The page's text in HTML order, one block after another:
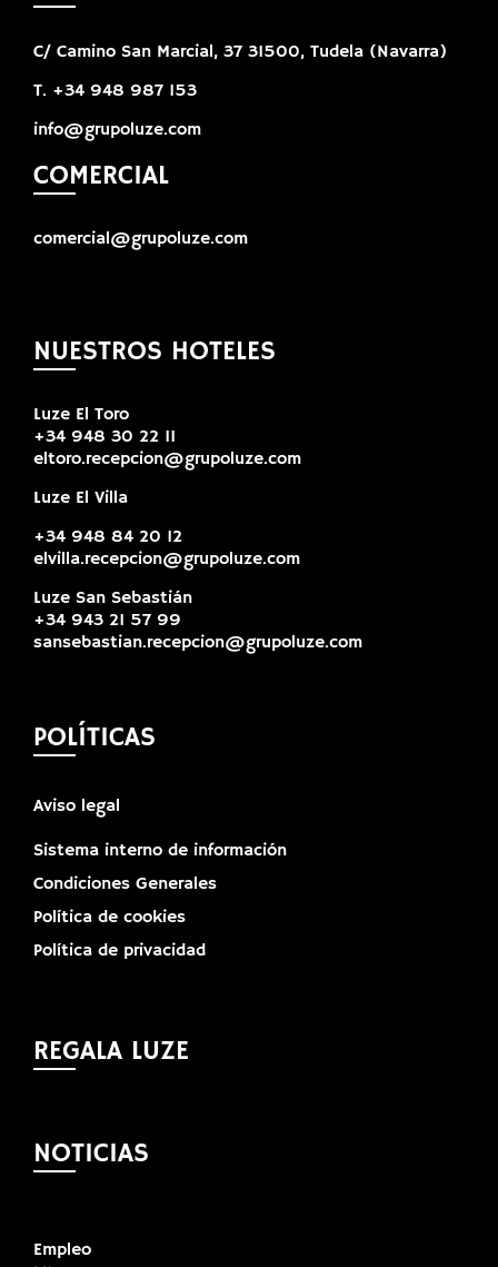
C/ Camino San Marcial, 37 31500, Tudela (Navarra)
T. +34 948 987 153
info@grupoluze.com
COMERCIAL
comercial@grupoluze.com
NUESTROS HOTELES
Luze El Toro
+34 948 30 22 11
eltoro.recepcion@grupoluze.com
Luze El Villa
+34 948 84 20 12
elvilla.recepcion@grupoluze.com
Luze San Sebastián
+34 943 21 57 99
sansebastian.recepcion@grupoluze.com
POLÍTICAS
Aviso legal
Sistema interno de información
Condiciones Generales
Política de cookies
Política de privacidad
REGALA LUZE
NOTICIAS
Empleo